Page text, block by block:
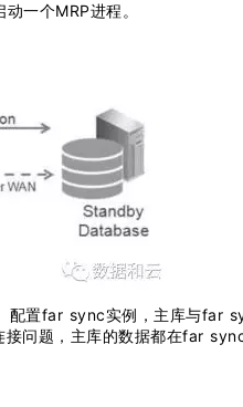
一个MRP进程。
配置far sync实例，主库与far
问题，主库的数据都在far